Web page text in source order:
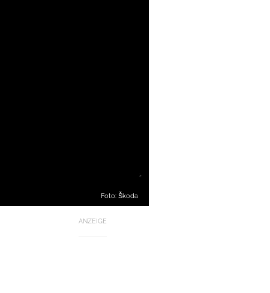
Foto: Škoda
ANZEIGE